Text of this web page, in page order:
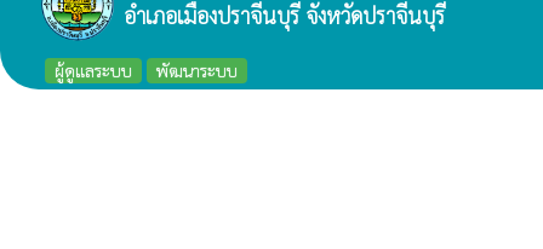
อำเภอเมืองปราจีนบุรี จังหวัดปราจีนบุรี
ผู้ดูแลระบบ พัฒนาระบบ